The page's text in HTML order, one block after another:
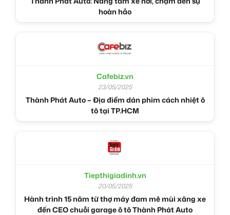
hoàn hảo
Cafebiz.vn
23/05/2025
Thành Phát Auto – Địa điểm dán phim cách nhiệt ô
tô tại TP.HCM
Tiepthigiadinh.vn
20/05/2025
Hành trình 15 năm từ thợ máy đam mê mùi xăng xe
đến CEO chuỗi garage ô tô Thành Phát Auto